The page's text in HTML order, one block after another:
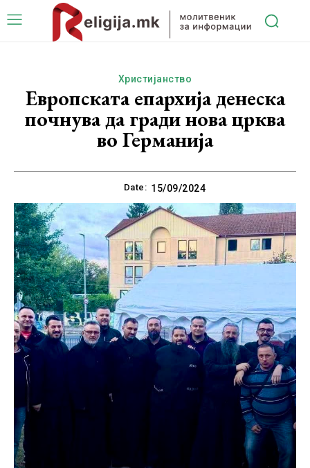
Христијанство
Европската епархија денеска
почнува да гради нова црква
во Германија
Date: 15/09/2024